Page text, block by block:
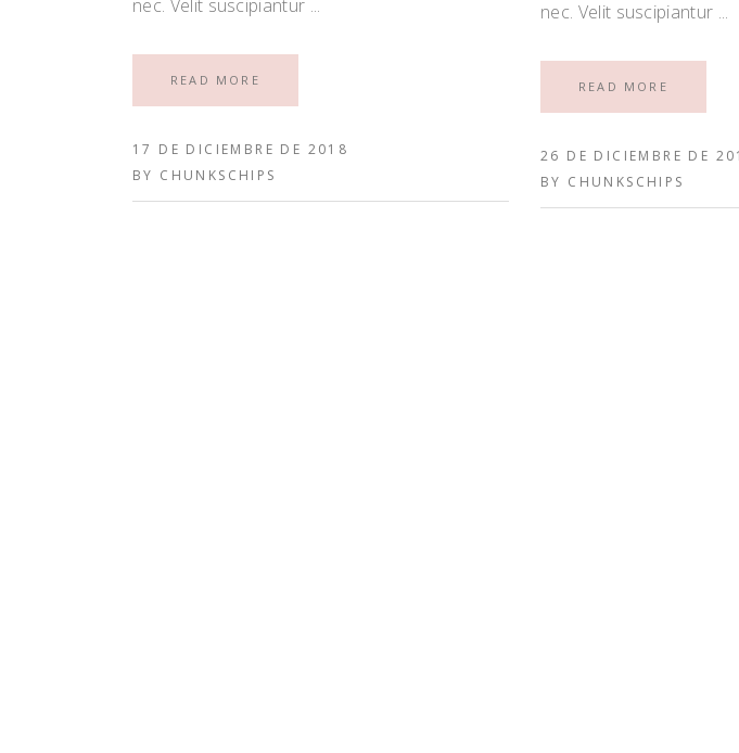
nec. Velit suscipiantur
READ MORE
26 DE DICIEMBRE DE
BY CHUNKSCHIPS
nec. Velit suscipiantur
READ MORE
17 DE DICIEMBRE DE 2018
BY CHUNKSCHIPS